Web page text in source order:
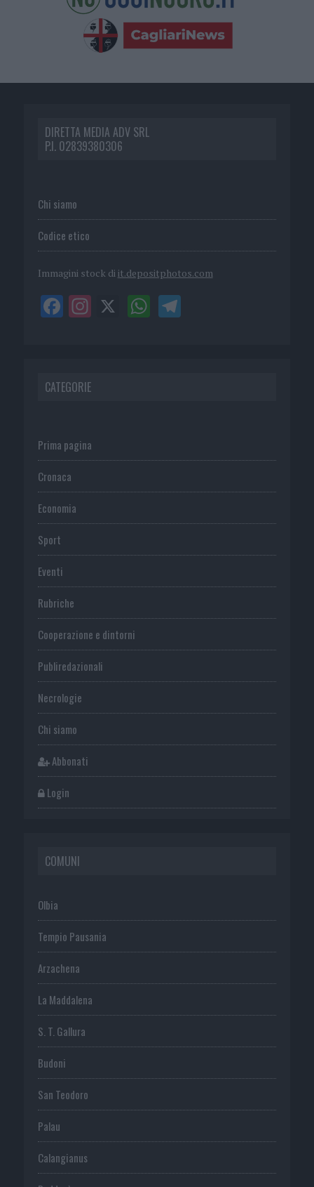
DIRETTA MEDIA ADV SRL
P.I. 02839380306
Chi siamo
Codice etico
Immagini stock di it.depositphotos.com
CATEGORIE
Prima pagina
Cronaca
Economia
Sport
Eventi
Rubriche
Cooperazione e dintorni
Publiredazionali
Necrologie
Chi siamo
Abbonati
Login
COMUNI
Olbia
Tempio Pausania
Arzachena
La Maddalena
S. T. Gallura
Budoni
San Teodoro
Palau
Calangianus